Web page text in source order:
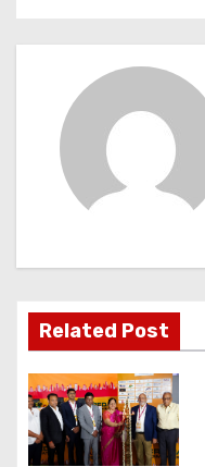
n
a
t
i
o
Related Post